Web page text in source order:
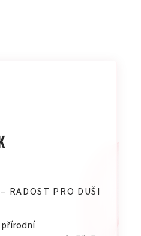
RADOST PRO DUŠI
přírodní